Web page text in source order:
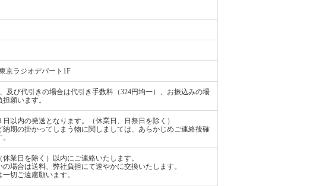
京ラジオデパート1F
及び代引きの場合は代引き手数料（324円均一）、お振込みの場
願います。
以内の発送となります。（休業日、日祭日を除く）
納期の掛かってしまう物に関しましては、あらかじめご連絡後確
業日を除く）以内にご連絡いたします。
場合は送料、弊社負担にて速やかに交換いたします。
切ご遠慮願います。